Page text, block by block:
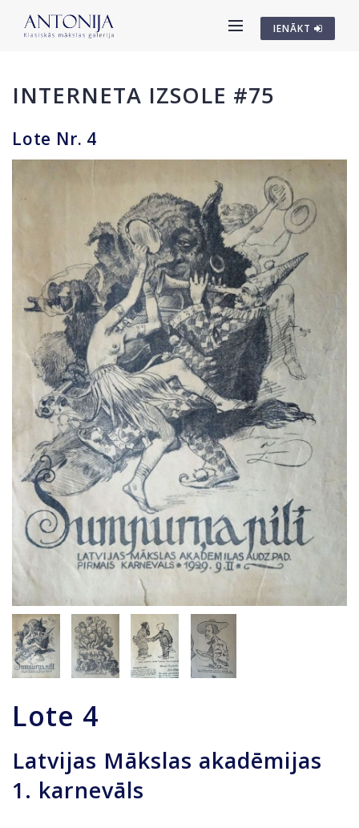
IENĀKT
INTERNETA IZSOLE #75
Lote Nr. 4
Lote 4
Latvijas Mākslas akadēmijas
1. karnevāls